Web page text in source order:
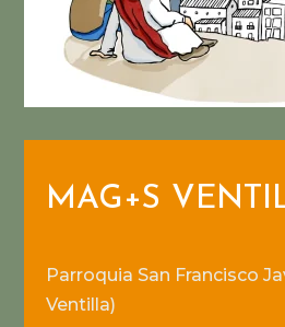
MAG+S
Parroquia San Francisco
Ventilla)